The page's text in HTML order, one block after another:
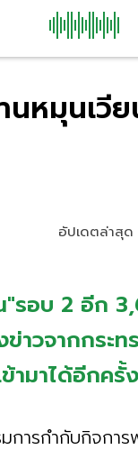
หมุนเวี
อัปเดตล่าสุด
รอบ 2 อีก
าวจากกระ
ามาได้อีกครั้ง
การกำกับกิจกา